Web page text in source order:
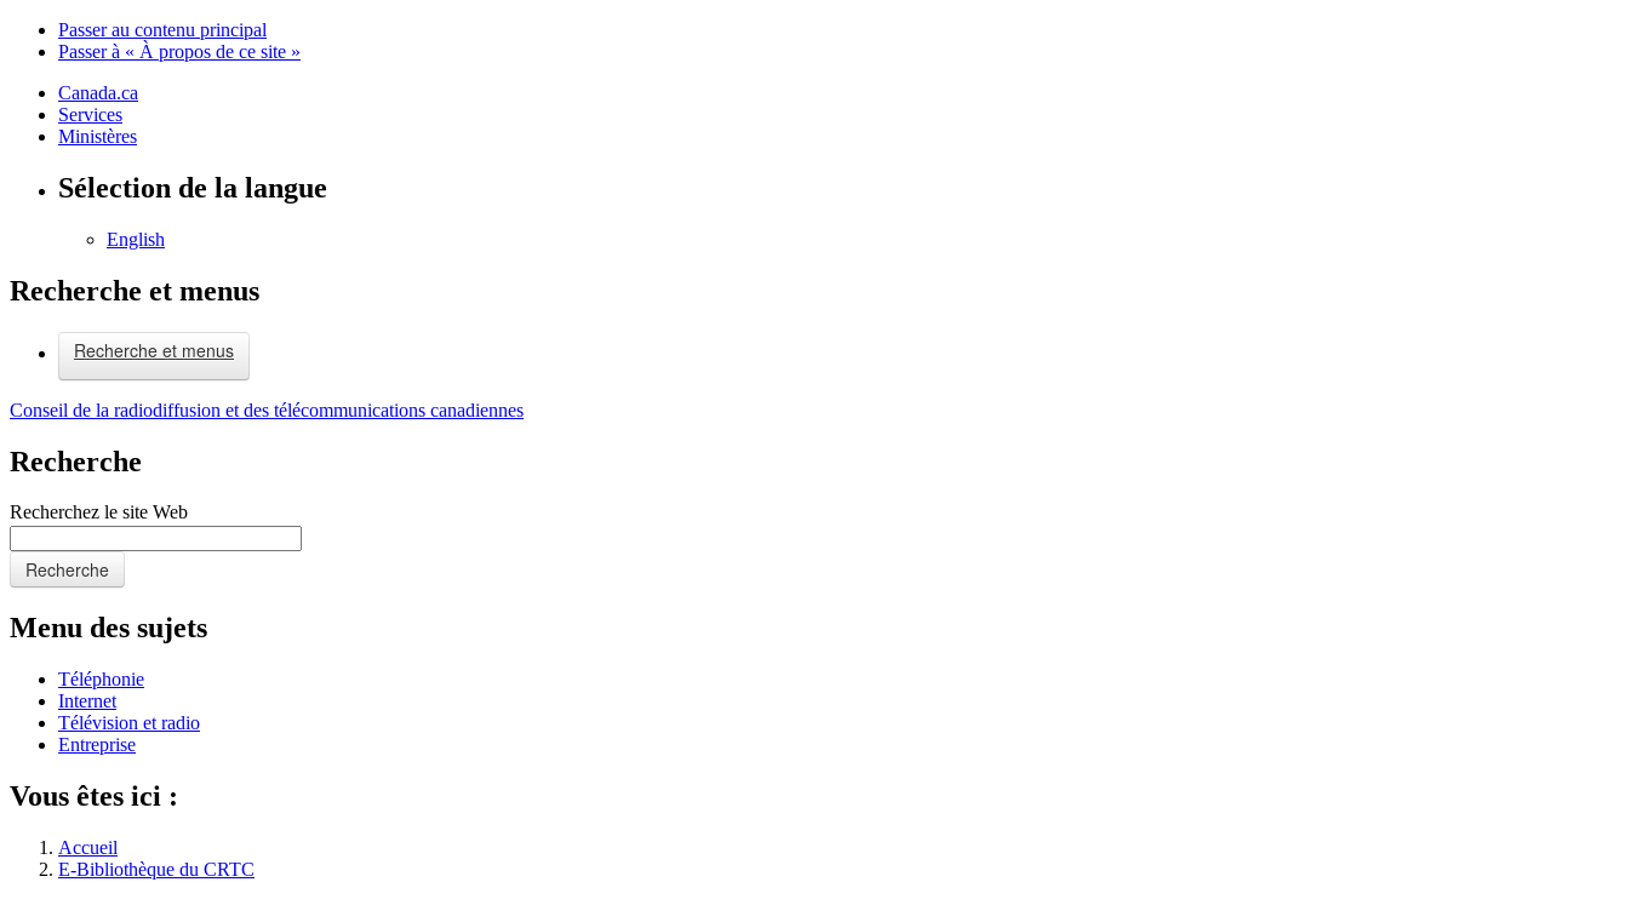
Passer au contenu principal
Passer à « À propos de ce site »
Canada.ca
Services
Ministères
Sélection de la langue
English
Recherche et menus
Recherche et menus
Conseil de la radiodiffusion et des télécommunications canadiennes
Recherche
Recherchez le site Web
Recherche
Menu des sujets
Téléphonie
Internet
Télévision et radio
Entreprise
Vous êtes ici :
Accueil
E-Bibliothèque du CRTC